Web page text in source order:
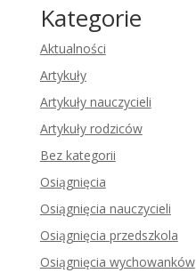
Kategorie
Aktualności
Artykuły
Artykuły nauczycieli
Artykuły rodziców
Bez kategorii
Osiągnięcia
Osiągnięcia nauczycieli
Osiągnięcia przedszkola
Osiągnięcia wychowanków